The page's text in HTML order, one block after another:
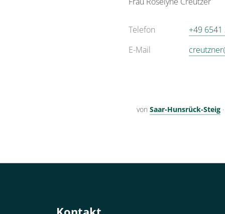
Telefon
+49 6541
E-Mail
von Saar-Hunsrück-Steig ·